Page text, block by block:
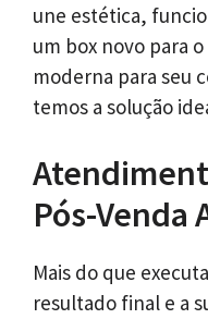
une estética,
um box novo para
moderna para seu
temos a solução
Pós-Venda
Mais do que
resultado final e a